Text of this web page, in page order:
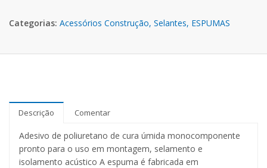
Categorias: Acessórios Construção, Selantes, ESPUMAS
Descrição Comentar
Adesivo de poliuretano de cura úmida monocomponente
pronto para o uso em montagem, selamento e
isolamento acústico A espuma é fabricada em